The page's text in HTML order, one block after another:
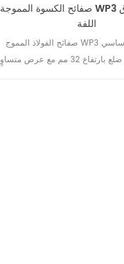
صفائح الكسوة المموجة WP3 مع وصلة فوق
اللفة
صفائح الفولاذ المموج WP3 ​​هي المنتج الأساسي
لشركتنا ، ولها ضلع بارتفاع 32 مم مع عرض متساوٍ